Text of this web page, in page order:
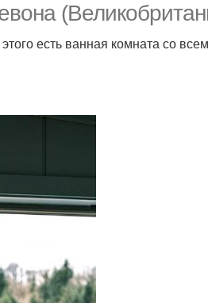
есть ванная комната со